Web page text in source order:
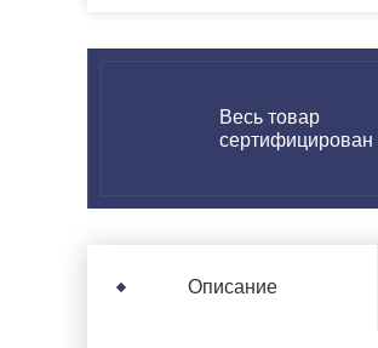
Весь товар
сертифицирован
Описание